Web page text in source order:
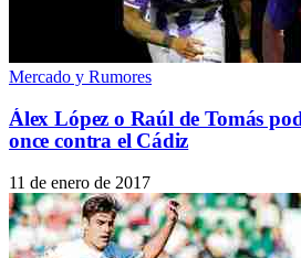
Mercado y Rumores
Álex López o Raúl de Tomás
once contra el Cádiz
11 de enero de 2017